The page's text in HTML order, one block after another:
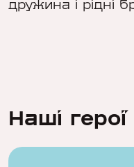
дружина і рідні
Наші герої